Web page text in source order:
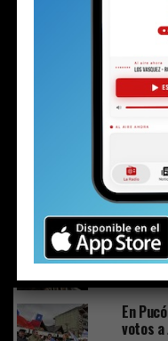
Senador Miguel
ESTO
Ruta
Kast
En
votos